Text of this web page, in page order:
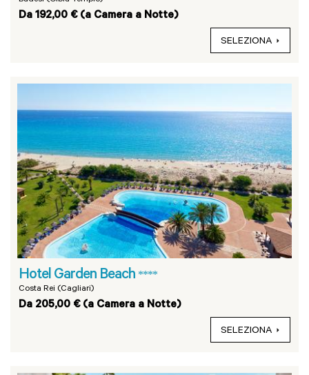
Da 192,00 € (a Camera a Notte)
SELEZIONA
Hotel Garden Beach ****
Costa Rei (Cagliari)
Da 205,00 € (a Camera a Notte)
SELEZIONA